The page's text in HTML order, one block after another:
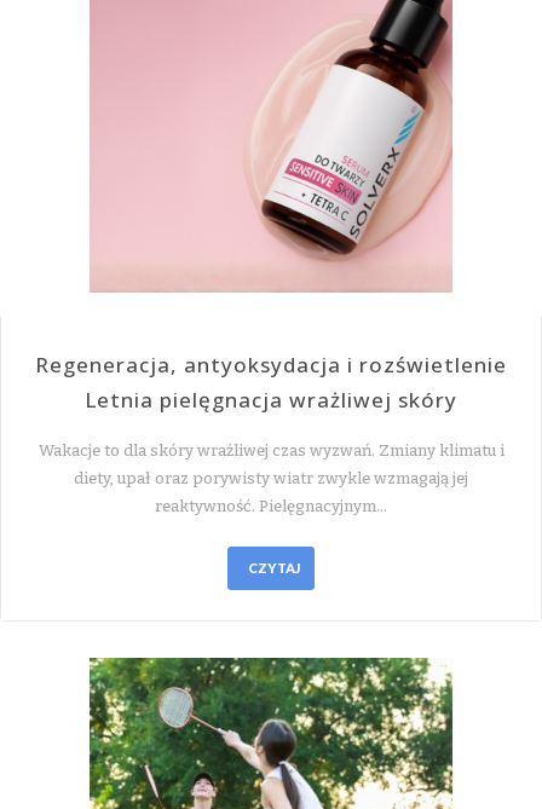
Regeneracja, antyoksydacja i rozświetlenie
Letnia pielęgnacja wrażliwej skóry
Wakacje to dla skóry wrażliwej czas wyzwań. Zmiany klimatu i
diety, upał oraz porywisty wiatr zwykle wzmagają jej
reaktywność. Pielęgnacyjnym…
CZYTAJ